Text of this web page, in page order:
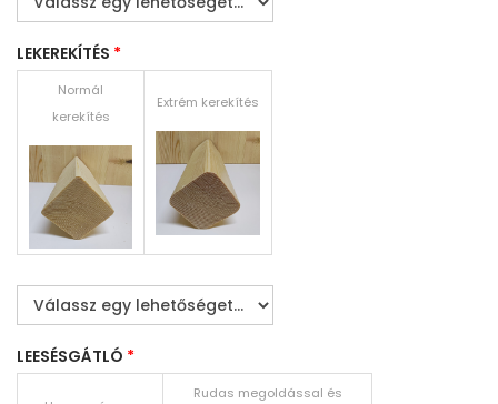
LEKEREKÍTÉS *
Normál
kerekítés
Extrém kerekítés
LEESÉSGÁTLÓ *
Rudas megoldással és